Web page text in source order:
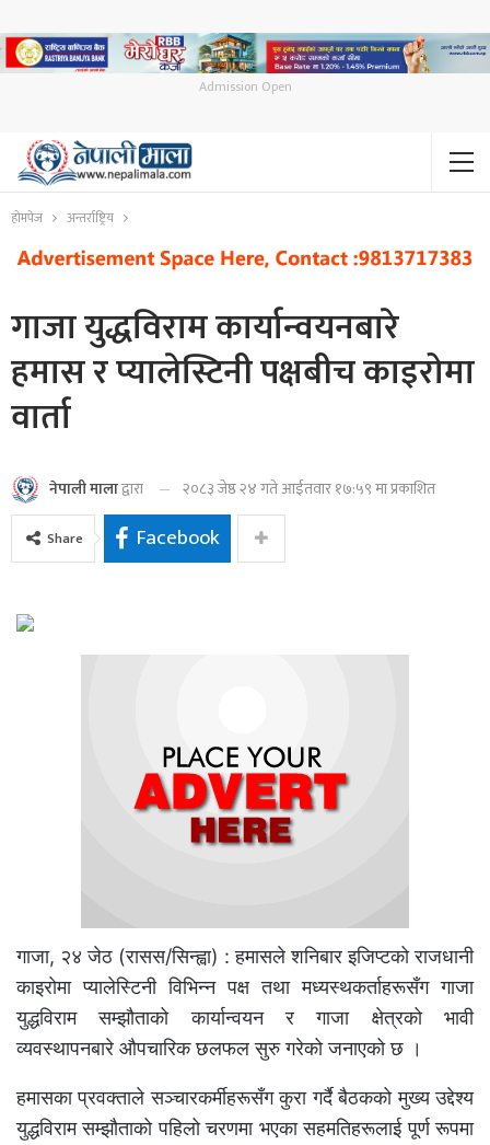
Admission Open
होमपेज अन्तर्राष्ट्रिय
गाजा युद्धविराम कार्यान्वयनबारे
हमास र प्यालेस्टिनी पक्षबीच काइरोमा
वार्ता
नेपाली मालाद्वारा २०८३ जेष्ठ २४ गते आईतवार १७:५९ मा प्रकाशित
Share Facebook
गाजा, २४ जेठ (रासस/सिन्ह्वा) : हमासले शनिबार इजिप्टको राजधानी
काइरोमा प्यालेस्टिनी विभिन्न पक्ष तथा मध्यस्थकर्ताहरूसँग गाजा
युद्धविराम सम्झौताको कार्यान्वयन र गाजा क्षेत्रको भावी
व्यवस्थापनबारे औपचारिक छलफल सुरु गरेको जनाएको छ ।
हमासका प्रवक्ताले सञ्चारकर्मीहरूसँग कुरा गर्दै बैठकको मुख्य उद्देश्य
युद्धविराम सम्झौताको पहिलो चरणमा भएका सहमतिहरूलाई पूर्ण रूपमा